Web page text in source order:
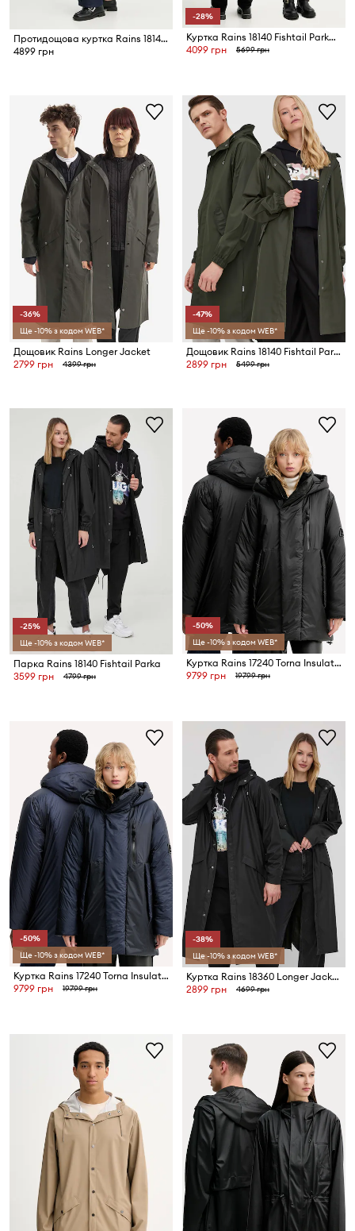
Протидощова куртка Rains 18140 Fishtail Parka
4899 грн
-28%
Куртка Rains 18140 Fishtail Parka W3
4099 грн
5699 грн
-36%
Ще -10% з кодом WEB*
Дощовик Rains Longer Jacket
2799 грн
4399 грн
-47%
Ще -10% з кодом WEB*
Дощовик Rains 18140 Fishtail Parka
2899 грн
5499 грн
-25%
Ще -10% з кодом WEB*
Парка Rains 18140 Fishtail Parka
3599 грн
4799 грн
-50%
Ще -10% з кодом WEB*
Куртка Rains 17240 Torna Insulated Long Jacket
9799 грн
19799 грн
-50%
Ще -10% з кодом WEB*
Куртка Rains 17240 Torna Insulated Long Jacket
9799 грн
19799 грн
-38%
Ще -10% з кодом WEB*
Куртка Rains 18360 Longer Jacket
2899 грн
4699 грн